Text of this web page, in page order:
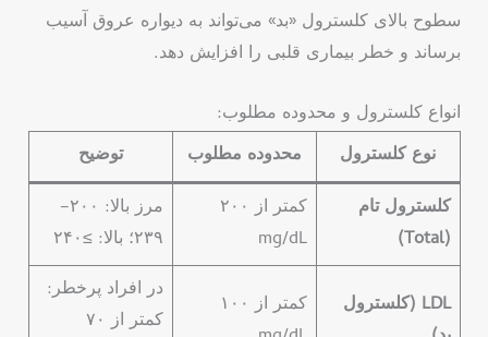
سطوح بالای کلسترول «بد» می‌تواند به دیواره عروق آسیب
برساند و خطر بیماری قلبی را افزایش دهد.
انواع کلسترول و محدوده مطلوب:
نوع کلسترول
محدوده مطلوب
توضیح
کلسترول تام
(Total)
کمتر از ۲۰۰
mg/dL
مرز بالا: ۲۰۰–
۲۳۹؛ بالا: ≥۲۴۰
LDL (کلسترول
کمتر از ۱۰۰
در افراد پرخطر:
کمتر از ۷۰